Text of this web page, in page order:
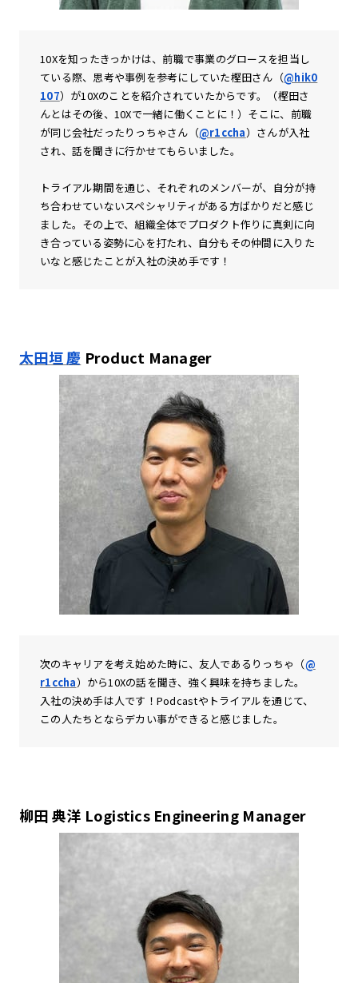
10Xを知ったきっかけは、前職で事業のグロースを担当し
ている際、思考や事例を参考にしていた樫田さん（@hik0
107）が10Xのことを紹介されていたからです。（樫田さ
んとはその後、10Xで一緒に働くことに！）そこに、前職
が同じ会社だったりっちゃさん（@r1ccha）さんが入社
され、話を聞きに行かせてもらいました。
トライアル期間を通じ、それぞれのメンバーが、自分が持
ち合わせていないスペシャリティがある方ばかりだと感じ
ました。その上で、組織全体でプロダクト作りに真剣に向
き合っている姿勢に心を打たれ、自分もその仲間に入りた
いなと感じたことが入社の決め手です！
太田垣 慶 Product Manager
次のキャリアを考え始めた時に、友人であるりっちゃ（@
r1ccha）から10Xの話を聞き、強く興味を持ちました。
入社の決め手は人です！Podcastやトライアルを通じて、
この人たちとならデカい事ができると感じました。
柳田 典洋 Logistics Engineering Manager